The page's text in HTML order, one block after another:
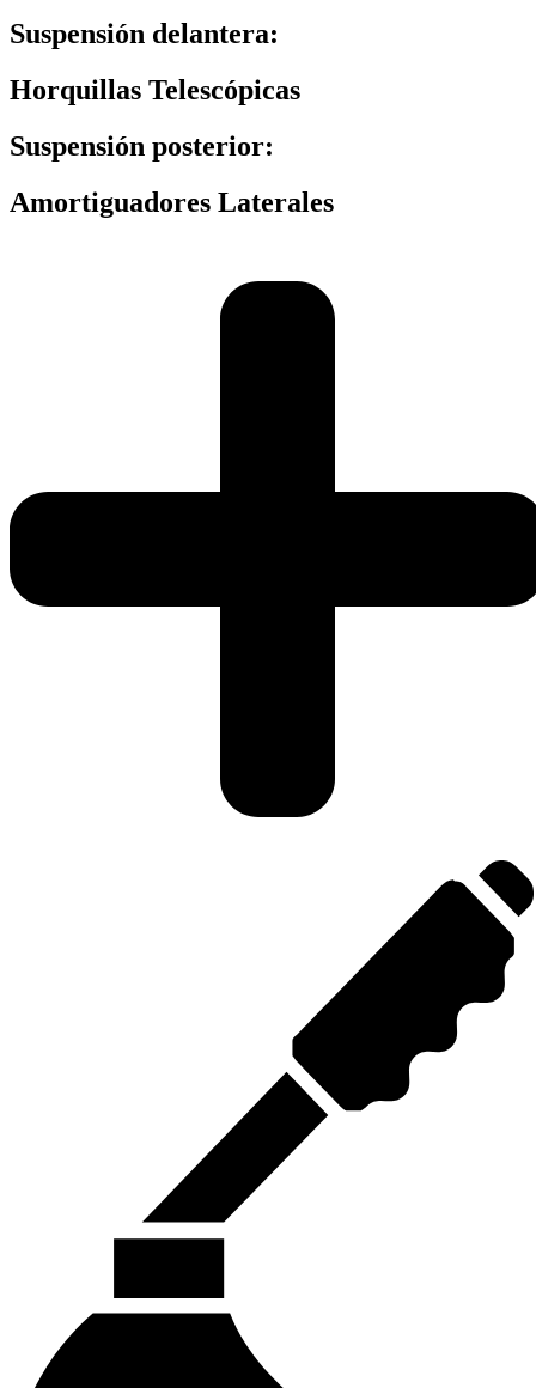
Suspensión delantera:
Horquillas Telescópicas
Suspensión posterior:
Amortiguadores Laterales